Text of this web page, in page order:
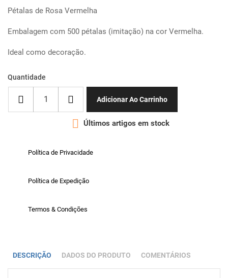
Pétalas de Rosa Vermelha
Embalagem com 500 pétalas (imitação) na cor Vermelha.
Ideal como decoração.
Quantidade
Adicionar Ao Carrinho
 Últimos artigos em stock
Política de Privacidade
Política de Expedição
Termos & Condições
DESCRIÇÃO DADOS DO PRODUTO COMENTÁRIOS